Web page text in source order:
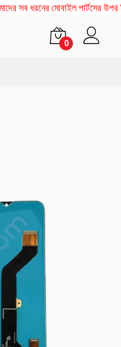
ধরনের মোবাইল পার্টসের উপর
0